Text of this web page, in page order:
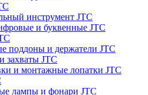
инструмент JTC
и буквенные JTC
поддоны и держатели JTC
захваты JTC
и монтажные лопатки JTC
лампы и фонари JTC